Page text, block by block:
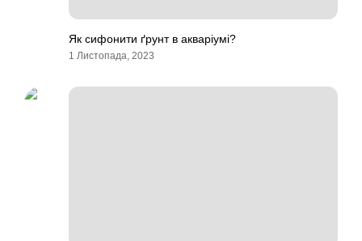
Як сифонити ґрунт в акваріумі?
1 Листопада, 2023